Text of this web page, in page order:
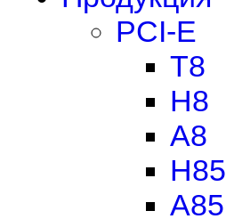
PCI-E
T8
H8
A8
H85
A85